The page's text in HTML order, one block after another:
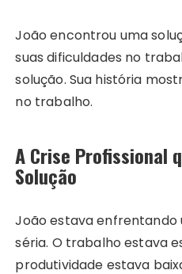
João encontrou uma
suas dificuldades no
solução. Sua história
no trabalho.
A Crise Profissional
Solução
João estava enfrentando
séria. O trabalho estava
produtividade estava